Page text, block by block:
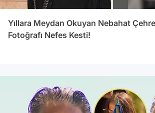
Yıllara Meydan Okuyan Nebahat
Fotoğrafı Nefes Kesti!